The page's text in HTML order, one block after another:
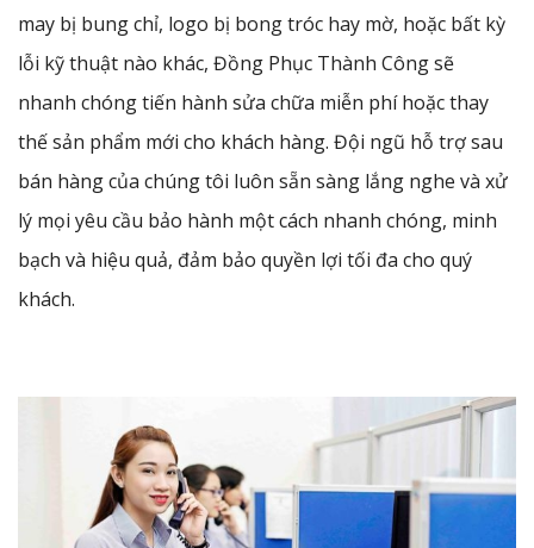
may bị bung chỉ, logo bị bong tróc hay mờ, hoặc bất kỳ
lỗi kỹ thuật nào khác, Đồng Phục Thành Công sẽ
nhanh chóng tiến hành sửa chữa miễn phí hoặc thay
thế sản phẩm mới cho khách hàng. Đội ngũ hỗ trợ sau
bán hàng của chúng tôi luôn sẵn sàng lắng nghe và xử
lý mọi yêu cầu bảo hành một cách nhanh chóng, minh
bạch và hiệu quả, đảm bảo quyền lợi tối đa cho quý
khách.